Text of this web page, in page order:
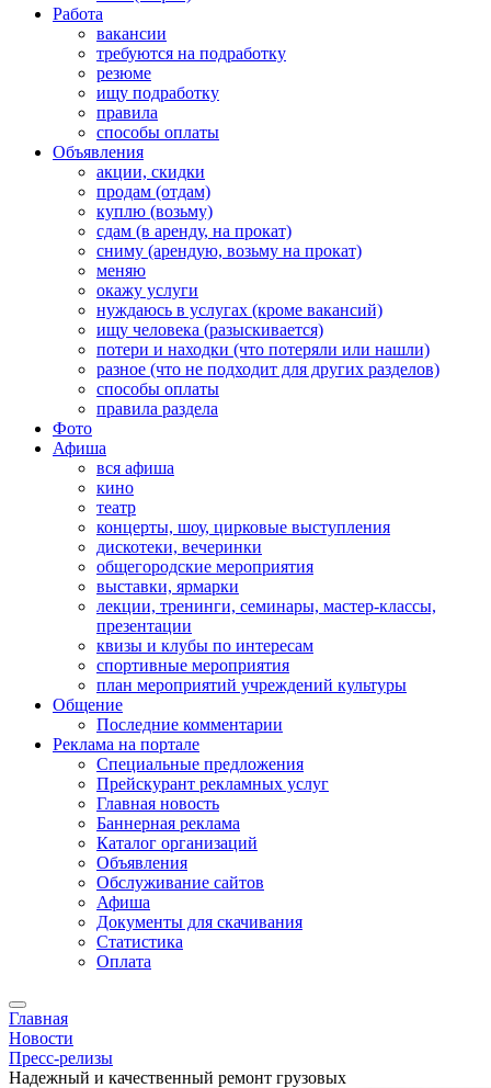
Работа
вакансии
требуются на подработку
резюме
ищу подработку
правила
способы оплаты
Объявления
акции, скидки
продам (отдам)
куплю (возьму)
сдам (в аренду, на прокат)
сниму (арендую, возьму на прокат)
меняю
окажу услуги
нуждаюсь в услугах (кроме вакансий)
ищу человека (разыскивается)
потери и находки (что потеряли или нашли)
разное (что не подходит для других разделов)
способы оплаты
правила раздела
Фото
Афиша
вся афиша
кино
театр
концерты, шоу, цирковые выступления
дискотеки, вечеринки
общегородские мероприятия
выставки, ярмарки
лекции, тренинги, семинары, мастер-классы,
презентации
квизы и клубы по интересам
спортивные мероприятия
план мероприятий учреждений культуры
Общение
Последние комментарии
Реклама на портале
Специальные предложения
Прейскурант рекламных услуг
Главная новость
Баннерная реклама
Каталог организаций
Объявления
Обслуживание сайтов
Афиша
Документы для скачивания
Статистика
Оплата
Главная
Новости
Пресс-релизы
Надежный и качественный ремонт грузовых